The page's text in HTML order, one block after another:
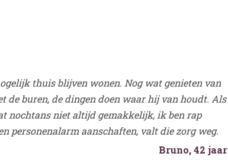
thuis blijven wonen. Nog wat genieten van
de buren, de dingen doen waar hij van houdt. Als
nochtans niet altijd gemakkelijk, ik ben rap
personenalarm aanschaften, valt die zorg weg.
Bruno, 42 jaar